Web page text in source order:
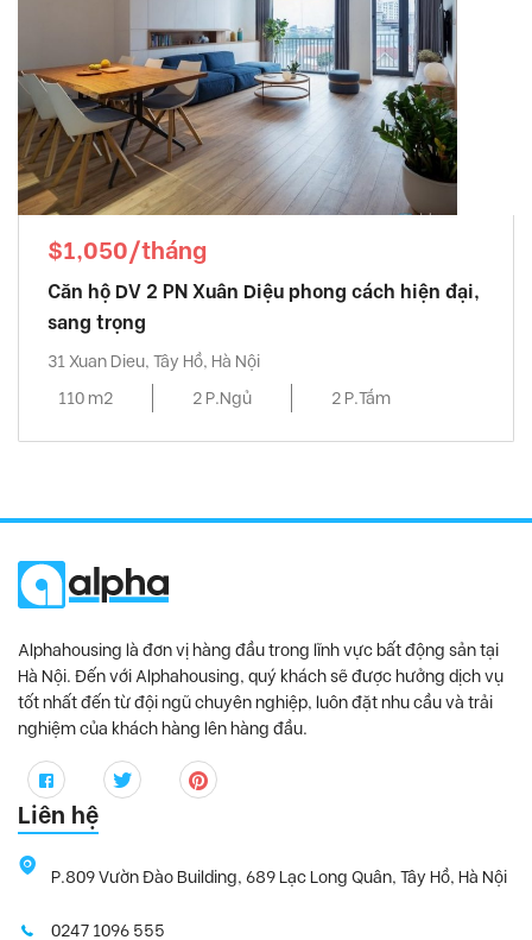
$1,050/tháng
Căn hộ DV 2 PN Xuân Diệu phong cách hiện đại,
sang trọng
31 Xuan Dieu, Tây Hồ, Hà Nội
110 m2
2 P.Ngủ 2 P.Tắm
Alphahousing là đơn vị hàng đầu trong lĩnh vực bất động sản tại
Hà Nội. Đến với Alphahousing, quý khách sẽ được hưởng dịch vụ
tốt nhất đến từ đội ngũ chuyên nghiệp, luôn đặt nhu cầu và trải
nghiệm của khách hàng lên hàng đầu.
Liên hệ
P.809 Vườn Đào Building, 689 Lạc Long Quân, Tây Hồ, Hà Nội
0247 1096 555